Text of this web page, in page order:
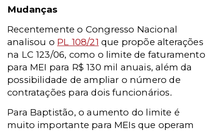
Mudanças
Recentemente o Congresso Nacional
analisou o PL 108/21 que propõe alterações
na LC 123/06, como o limite de faturamento
para MEI para R$ 130 mil anuais, além da
possibilidade de ampliar o número de
contratações para dois funcionários.
Para Baptistão, o aumento do limite é
muito importante para MEIs que operam